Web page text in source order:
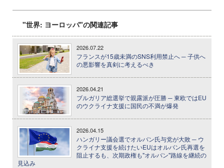
"世界: ヨーロッパ"の関連記事
2026.07.22
フランスが15歳未満のSNS利用禁止へ ─ 子供へ
の悪影響を真剣に考えるべき
2026.04.21
ブルガリア総選挙で親露派が圧勝 ─ 東欧ではEU
のウクライナ支援に国民の不満が爆発
2026.04.15
ハンガリー議会選でオルバン氏与党が大敗 ─ ウ
クライナ支援を続けたいEUはオルバン氏再選を
阻止するも、次期政権も"オルバン"路線を継続の
見込み